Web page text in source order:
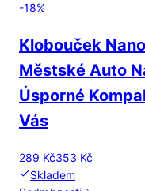
-18%
Klobouček
Městské Auto
Úsporné
Vás
289 Kč353 Kč
Skladem